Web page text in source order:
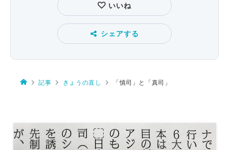
いいね
シェアする
記事 きょうの直し 「慎司」と「真司」